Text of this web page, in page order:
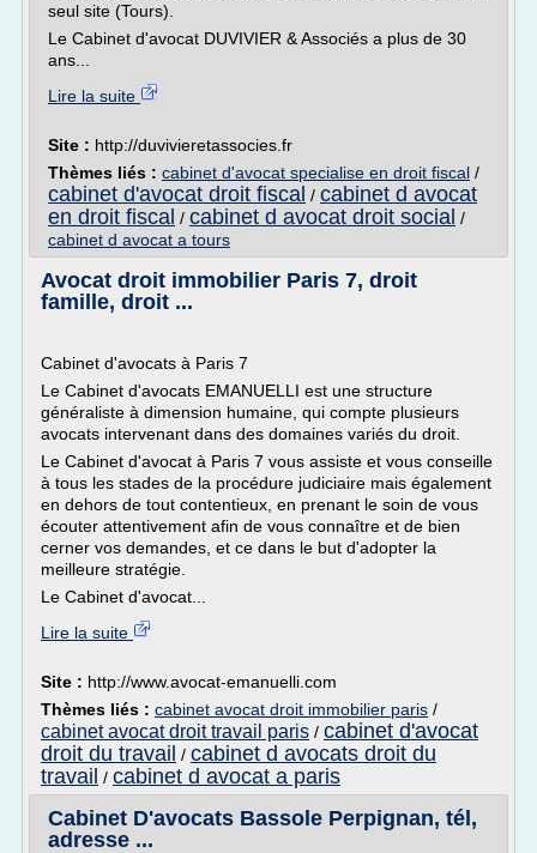
seul site (Tours).
Le Cabinet d'avocat DUVIVIER & Associés a plus de 30
ans...
Lire la suite
Site : http://duvivieretassocies.fr
Thèmes liés : cabinet d'avocat specialise en droit fiscal /
cabinet d'avocat droit fiscal / cabinet d avocat
en droit fiscal / cabinet d avocat droit social /
cabinet d avocat a tours
Avocat droit immobilier Paris 7, droit
famille, droit ...
Cabinet d'avocats à Paris 7
Le Cabinet d'avocats EMANUELLI est une structure
généraliste à dimension humaine, qui compte plusieurs
avocats intervenant dans des domaines variés du droit.
Le Cabinet d'avocat à Paris 7 vous assiste et vous conseille
à tous les stades de la procédure judiciaire mais également
en dehors de tout contentieux, en prenant le soin de vous
écouter attentivement afin de vous connaître et de bien
cerner vos demandes, et ce dans le but d'adopter la
meilleure stratégie.
Le Cabinet d'avocat...
Lire la suite
Site : http://www.avocat-emanuelli.com
Thèmes liés : cabinet avocat droit immobilier paris /
cabinet avocat droit travail paris / cabinet d'avocat
droit du travail / cabinet d avocats droit du
travail / cabinet d avocat a paris
Cabinet D'avocats Bassole Perpignan, tél,
adresse ...